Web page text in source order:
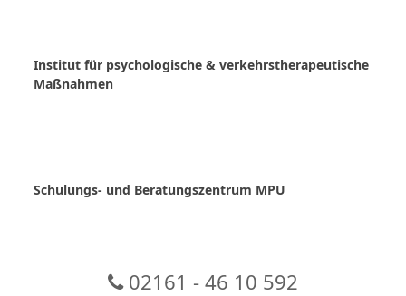
Institut für psychologische & verkehrstherapeutische
Maßnahmen
Schulungs- und Beratungszentrum MPU
02161 - 46 10 592